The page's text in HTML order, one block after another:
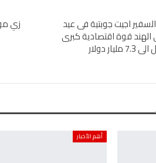
اجيت جوبتية فى عيد
الهند قوة اقتصادية كبرى
دولار
زي
أهم الأخبار